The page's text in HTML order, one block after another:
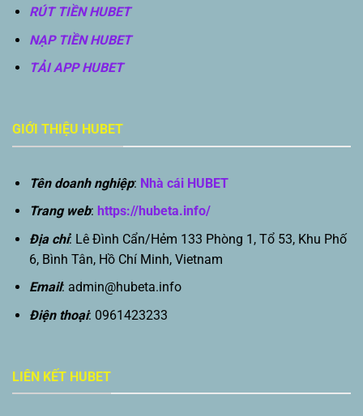
RÚT TIỀN HUBET
NẠP TIỀN HUBET
TẢI APP HUBET
GIỚI THIỆU HUBET
Tên doanh nghiệp: Nhà cái HUBET
Trang web: https://hubeta.info/
Địa chỉ: Lê Đình Cẩn/Hẻm 133 Phòng 1, Tổ 53, Khu Phố
6, Bình Tân, Hồ Chí Minh, Vietnam
Email: admin@hubeta.info
Điện thoại: 0961423233
LIÊN KẾT HUBET